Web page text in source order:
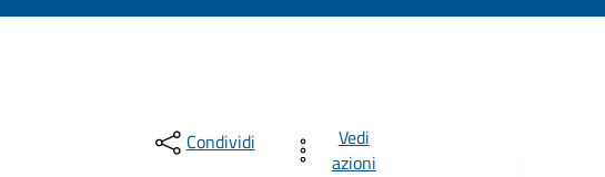
Condividi
Vedi
azioni